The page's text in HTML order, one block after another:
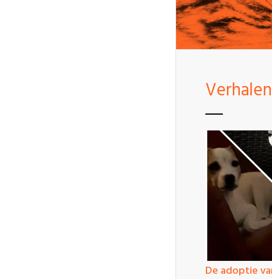
Verhalen
De adoptie